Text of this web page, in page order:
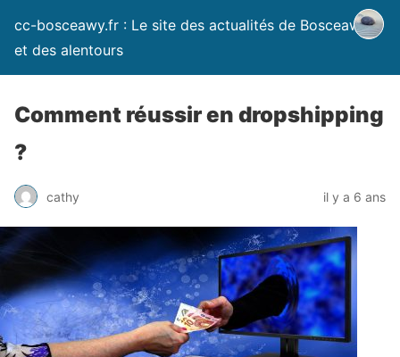
cc-bosceawy.fr : Le site des actualités de Bosceawy
et des alentours
Comment réussir en dropshipping
?
cathy il y a 6 ans